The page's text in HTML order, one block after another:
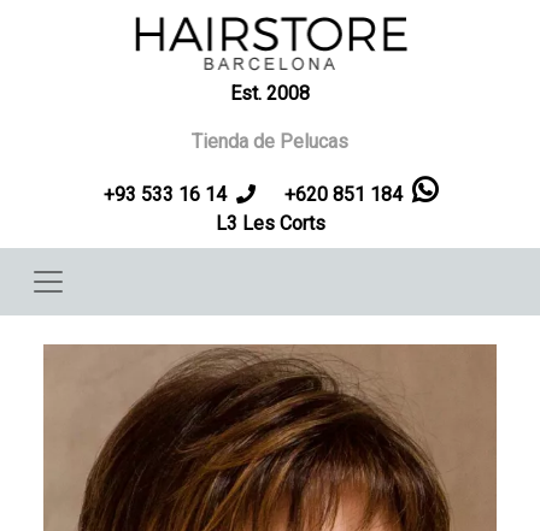
Pasar al contenido principal
Est. 2008
Tienda de Pelucas
+93 533 16 14
+620 851 184
L3 Les Corts